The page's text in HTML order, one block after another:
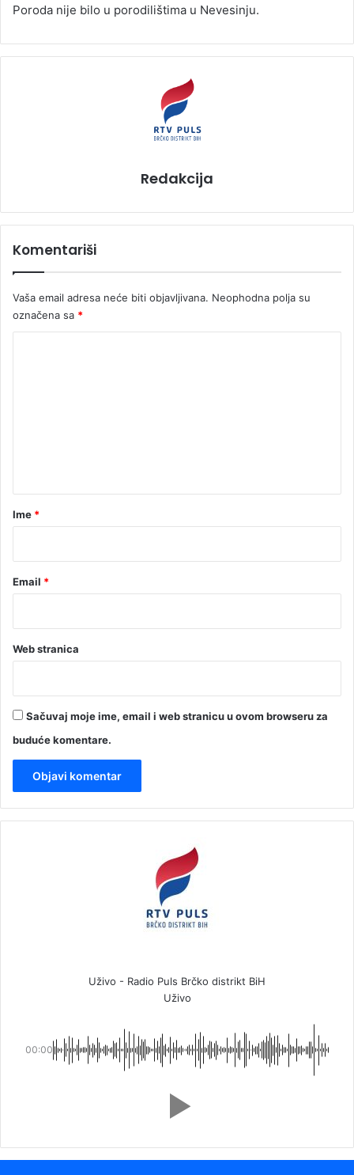
Poroda nije bilo u porodilištima u Nevesinju.
Redakcija
Komentariši
Vaša email adresa neće biti objavljivana. Neophodna polja su
označena sa *
rIme *
Email *
Web stranica
Sačuvaj moje ime, email i web stranicu u ovom browseru za
buduće komentare.
Uživo - Radio Puls Brčko distrikt BiH
Uživo
00:00